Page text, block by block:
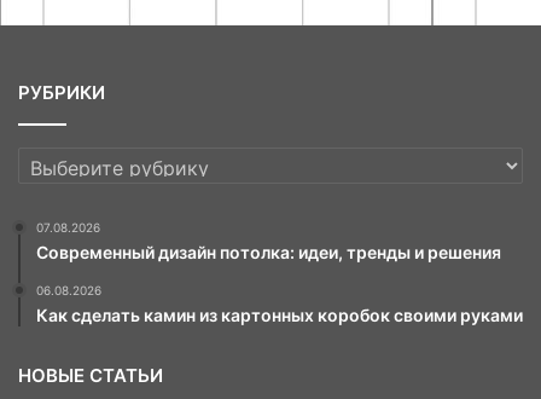
РУБРИКИ
РУБРИКИ
07.08.2026
Современный дизайн потолка: идеи, тренды и решения
06.08.2026
Как сделать камин из картонных коробок своими руками
НОВЫЕ СТАТЬИ